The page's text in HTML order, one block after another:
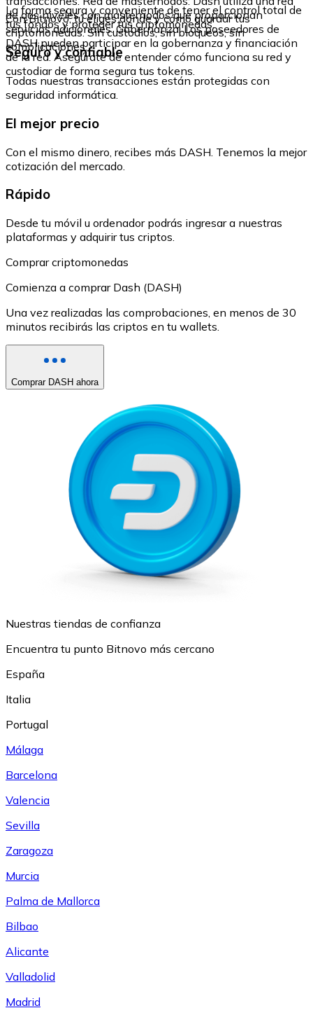
Con Bitnovo, tú eliges dónde y cómo guardar tus
criptomonedas. Sin custodios, sin bloqueos, sin
complicaciones.
de dos niveles con masternodos que proporcionan
servicios adicionales. Gobernanza: Los poseedores de
DASH pueden participar en la gobernanza y financiación
de la red. Asegúrate de entender cómo funciona su red y
custodiar de forma segura tus tokens.
La forma segura y conveniente de tener el control total de
tus fondos y proteger tus criptomonedas.
Seguro y confiable
Todas nuestras transacciones están protegidas con
seguridad informática.
El mejor precio
Con el mismo dinero, recibes más DASH. Tenemos la mejor
cotización del mercado.
Rápido
Desde tu móvil u ordenador podrás ingresar a nuestras
plataformas y adquirir tus criptos.
Comprar criptomonedas
Comienza a comprar Dash (DASH)
Una vez realizadas las comprobaciones, en menos de 30
minutos recibirás las criptos en tu wallets.
Comprar DASH ahora
Nuestras tiendas de confianza
Encuentra tu punto Bitnovo más cercano
España
Italia
Portugal
Málaga
Barcelona
Valencia
Sevilla
Zaragoza
Murcia
Palma de Mallorca
Bilbao
Alicante
Valladolid
Madrid